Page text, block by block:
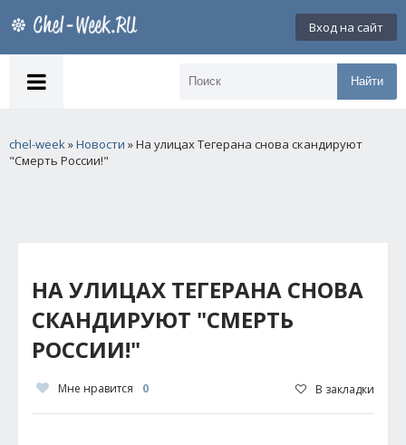
Вход на сайт
Найти
chel-week»Новости » На улицах Тегерана снова скандируют
"Смерть России!"
НА УЛИЦАХ ТЕГЕРАНА СНОВА
СКАНДИРУЮТ "СМЕРТЬ
РОССИИ!"
Мне нравится 0 В закладки